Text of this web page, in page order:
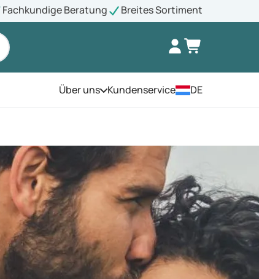
Fachkundige Beratung Breites Sortiment
Über unsÖffnen Sie das Menü
Kundenservice DE